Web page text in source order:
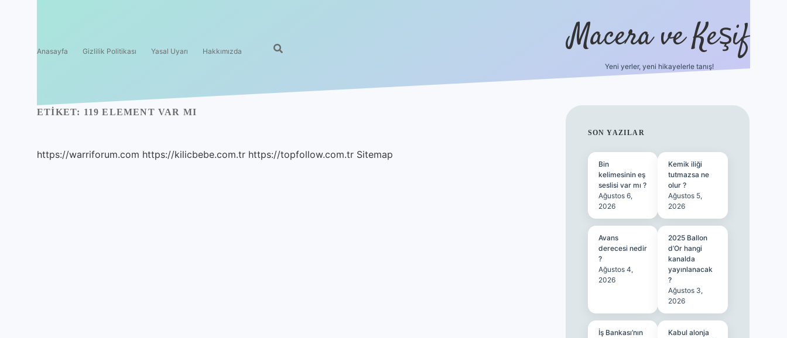
Anasayfa Gizlilik Politikası Yasal Uyarı Hakkımızda Macera ve Keşif
Yeni yerler, yeni hikayelerle tanış!
ETIKET: 119 ELEMENT VAR MI
https://warriforum.com https://kilicbebe.com.tr https://topfollow.com.tr Sitemap
SIDEBAR
SON YAZILAR
Bin
kelimesinin eş
seslisi var mı ?
Ağustos 6,
2026
Kemik iliği
tutmazsa ne
olur ?
Ağustos 5,
2026
Avans
derecesi nedir
?
Ağustos 4,
2026
2025 Ballon
d’Or hangi
kanalda
yayınlanacak
?
Ağustos 3,
2026
İş Bankası’nın
Kabul alonja
hiltonbet yeni giriş